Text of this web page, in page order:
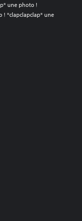
une photo !
! *clapclapclap* une